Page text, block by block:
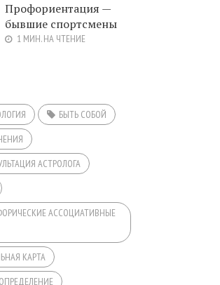
Профориентация —
бывшие спортсмены
1 МИН. НА ЧТЕНИЕ
БЫТЬ СОБОЙ
АСТРОЛОГА
АССОЦИАТИВНЫЕ
КАРТА